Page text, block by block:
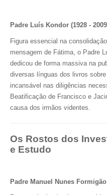
Padre Luís Kondor (1928 -
Figura essencial na
mensagem de Fátima, o Padre
dedicou de forma massiva na
diversas línguas dos livros
incansável nas diligências
Beatificação de Francisco e
causa dos irmãos videntes.
Os Rostos dos
e Estudo
Padre Manuel Nunes Formigão